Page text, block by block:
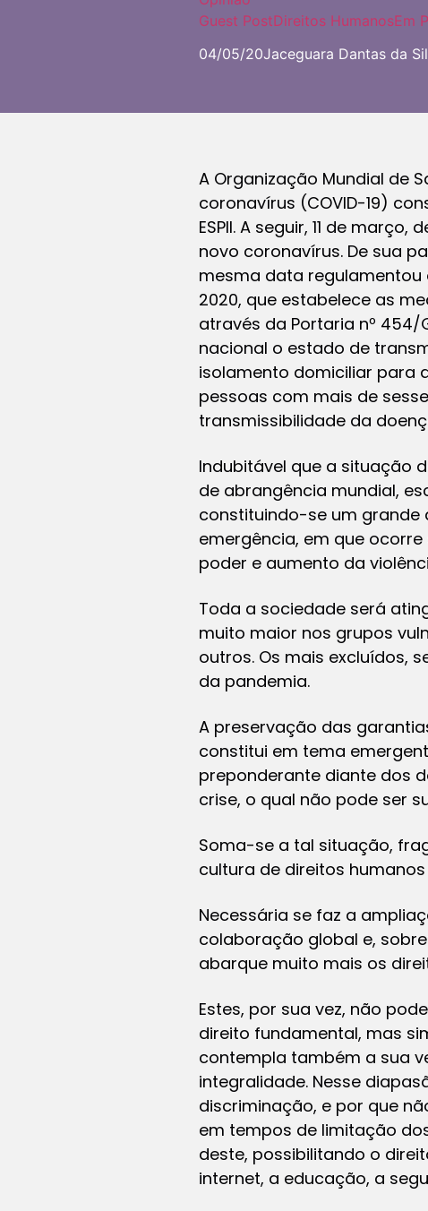
Guest PostDireitos HumanosEm
04/05/20Jaceguara Dantas da
A Organização Mundial de
coronavírus (COVID-19)
ESPII. A seguir, 11 de
novo coronavírus. De sua
mesma data regulamentou
2020, que estabelece as
através da Portaria nº
nacional o estado de
isolamento domiciliar para
pessoas com mais de
transmissibilidade da
Indubitável que a situação
de abrangência mundial,
constituindo-se um grande
emergência, em que
poder e aumento da
Toda a sociedade será
muito maior nos grupos
outros. Os mais excluídos,
da pandemia.
A preservação das
constitui em tema
preponderante diante dos
crise, o qual não pode ser
Soma-se a tal situação,
cultura de direitos
Necessária se faz a
colaboração global e,
abarque muito mais os
Estes, por sua vez, não
direito fundamental, mas
contempla também a sua
integralidade. Nesse
discriminação, e por que
em tempos de limitação
deste, possibilitando o
internet, a educação, a